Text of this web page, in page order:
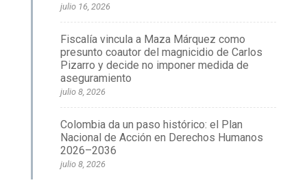
julio 16, 2026
Fiscalía vincula a Maza Márquez como
presunto coautor del magnicidio de Carlos
Pizarro y decide no imponer medida de
aseguramiento
julio 8, 2026
Colombia da un paso histórico: el Plan
Nacional de Acción en Derechos Humanos
2026–2036
julio 8, 2026